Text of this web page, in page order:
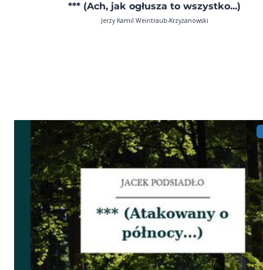
*** (Ach, jak ogłusza to wszystko...)
Jerzy Kamil Weintraub-Krzyżanowski